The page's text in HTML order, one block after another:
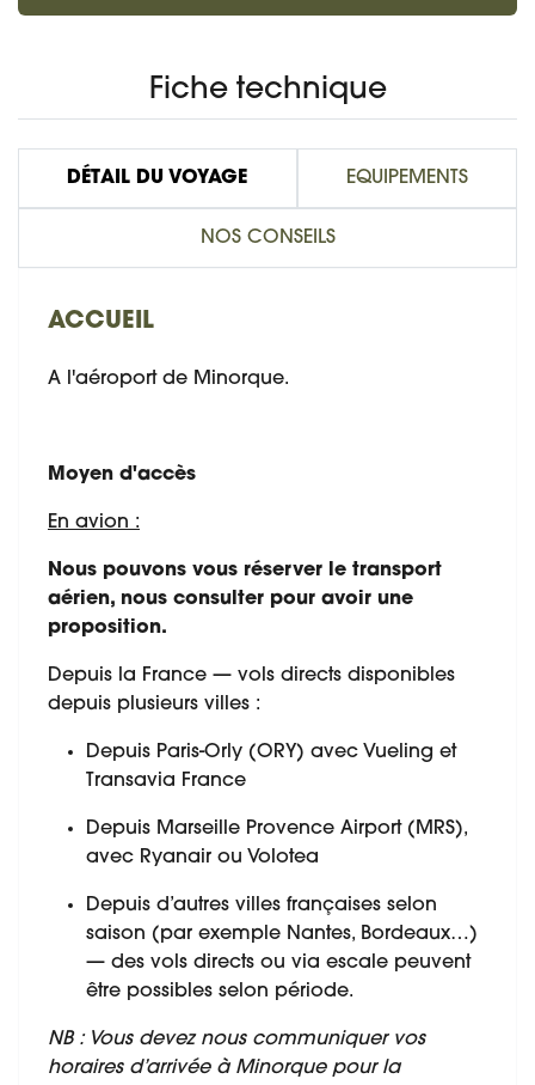
Fiche technique
DÉTAIL DU VOYAGE EQUIPEMENTS
NOS CONSEILS
ACCUEIL
A l'aéroport de Minorque.
Moyen d'accès
En avion :
Nous pouvons vous réserver le transport
aérien, nous consulter pour avoir une
proposition.
Depuis la France — vols directs disponibles
depuis plusieurs villes :
Depuis Paris-Orly (ORY) avec Vueling et
Transavia France
Depuis Marseille Provence Airport (MRS),
avec Ryanair ou Volotea
Depuis d’autres villes françaises selon
saison (par exemple Nantes, Bordeaux…)
— des vols directs ou via escale peuvent
être possibles selon période.
NB : Vous devez nous communiquer vos
horaires d’arrivée à Minorque pour la